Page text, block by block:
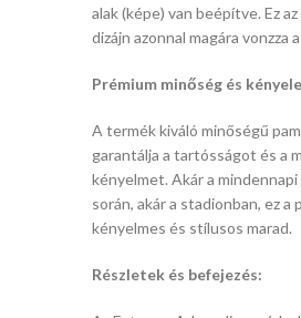
alak (képe) van beépítve. Ez
dizájn azonnal magára vonzza
Prémium minőség és
A termék kiváló minőségű
garantálja a tartósságot és a
kényelmet. Akár a
során, akár a stadionban, ez a
kényelmes és stílusos marad.
Részletek és befejezés: